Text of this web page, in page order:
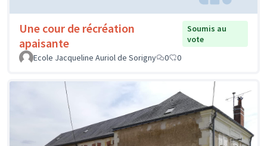
Une cour de récréation
apaisante
Soumis au
vote
Ecole Jacqueline Auriol de Sorigny
0 0